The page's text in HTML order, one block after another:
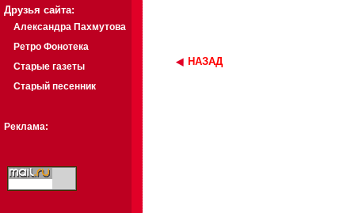
Друзья сайта:
Александра Пахмутова
Ретро Фонотека
Старые газеты
Старый песенник
Реклама:
НАЗАД